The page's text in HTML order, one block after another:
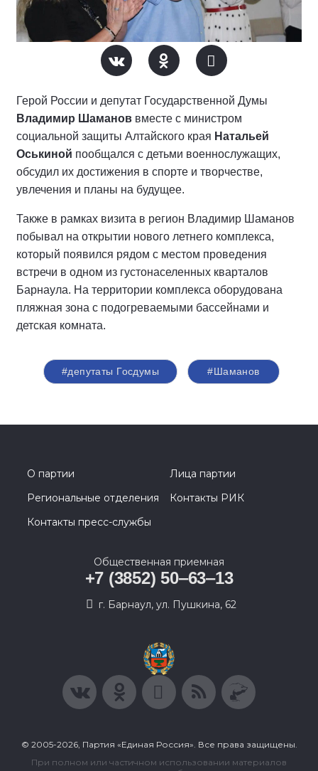
Герой России и депутат Государственной Думы
Владимир Шаманов вместе с министром
социальной защиты Алтайского края Натальей
Оськиной пообщался с детьми военнослужащих,
обсудил их достижения в спорте и творчестве,
увлечения и планы на будущее.
Также в рамках визита в регион Владимир Шаманов
побывал на открытии нового летнего комплекса,
который появился рядом с местом проведения
встречи в одном из густонаселенных кварталов
Барнаула. На территории комплекса оборудована
пляжная зона с подогреваемыми бассейнами и
детская комната.
#депутаты Госдумы #Шаманов
О партии
Лица партии
Региональные отделения
Контакты РИК
Контакты пресс-службы
Общественная приемная
+7 (3852) 50‒63‒13
г. Барнаул, ул. Пушкина, 62
© 2005-2026, Партия «Единая Россия». Все права защищены.
При полном или частичном использовании материалов